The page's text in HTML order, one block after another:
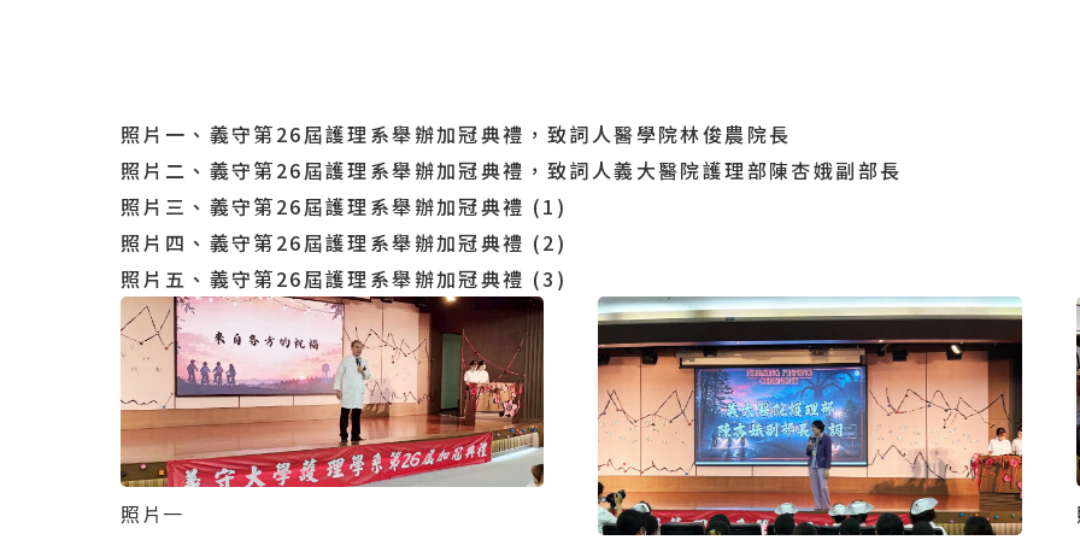
照片一、義守第26屆護理系舉辦加冠典禮，致詞人醫學院林俊農院長
照片二、義守第26屆護理系舉辦加冠典禮，致詞人義大醫院護理部陳杏娥副部長
照片三、義守第26屆護理系舉辦加冠典禮 (1)
照片四、義守第26屆護理系舉辦加冠典禮 (2)
照片五、義守第26屆護理系舉辦加冠典禮 (3)
照片一